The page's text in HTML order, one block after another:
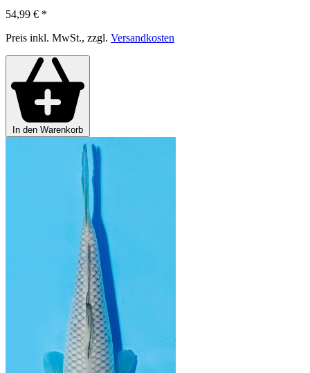
54,99 € *
Preis inkl. MwSt., zzgl. Versandkosten
In den Warenkorb